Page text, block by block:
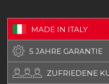
MADE IN ITALY
5 JAHRE GARANTIE
ZUFRIEDENE